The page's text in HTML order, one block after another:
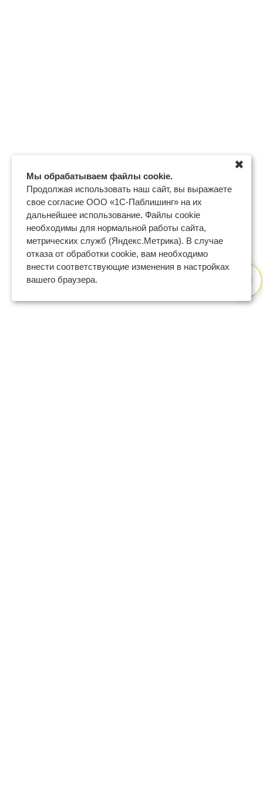
Мы обрабатываем файлы cookie.
Продолжая использовать наш сайт, вы выражаете
свое согласие ООО «1С-Паблишинг» на их
дальнейшее использование. Файлы cookie
необходимы для нормальной работы сайта,
метрических служб (Яндекс.Метрика). В случае
отказа от обработки cookie, вам необходимо
внести соответствующие изменения в настройках
вашего браузера.
✖